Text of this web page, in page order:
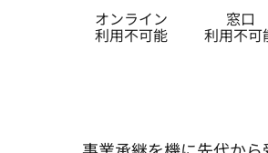
オンライン
利用不可能
窓口
利用不可